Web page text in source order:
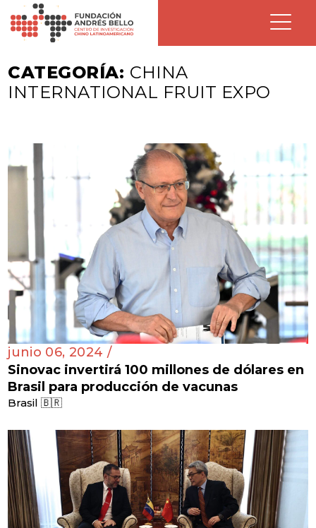
CATEGORÍA: CHINA
INTERNATIONAL FRUIT EXPO
junio 06, 2024 /
Sinovac invertirá 100 millones de dólares en
Brasil para producción de vacunas
Brasil 🇧🇷